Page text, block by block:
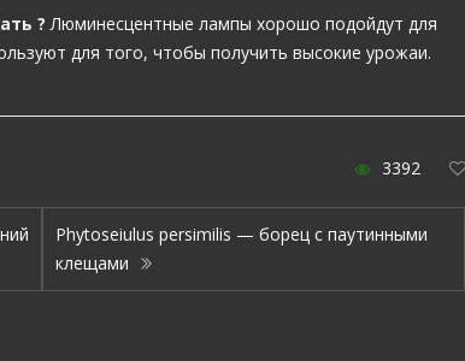
? Люминесцентные лампы хорошо подойдут для
для того, чтобы получить высокие урожаи.
3392
Phytoseiulus persimilis — борец с паутинными
клещами